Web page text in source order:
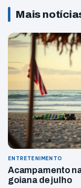
Mais
ENTRETENIMENTO
Acampamento
goiana de julho